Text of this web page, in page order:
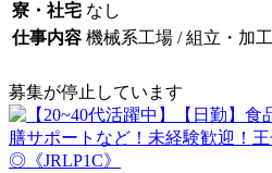
寮・社宅 なし
仕事内容 機械系工場 / 組立・加
募集が停止しています